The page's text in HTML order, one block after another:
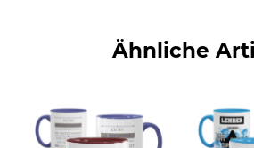
Ähnliche